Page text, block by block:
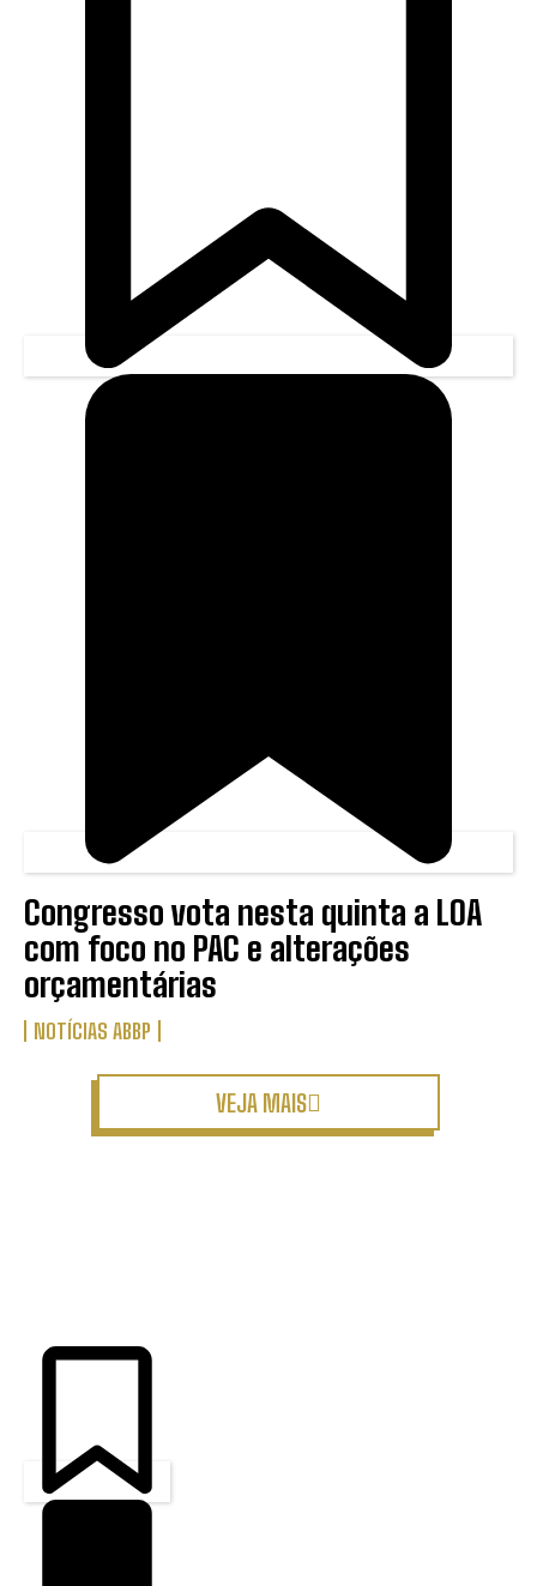
Congresso vota nesta quinta a LOA
com foco no PAC e alterações
orçamentárias
NOTÍCIAS ABBP
VEJA MAIS